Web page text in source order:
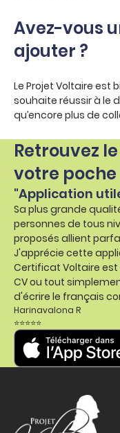
Avez-vous
ajouter ?
Le Projet Voltaire est
souhaite réussir à le
qu’encore plus de
Retrouvez
votre poche
"Application
Sa plus grande
personnes de tous
proposés allient
J'apprécie cette
Certificat Voltaire
CV ou tout
d'écrire le français
Harinavalona R
⭐⭐⭐⭐⭐